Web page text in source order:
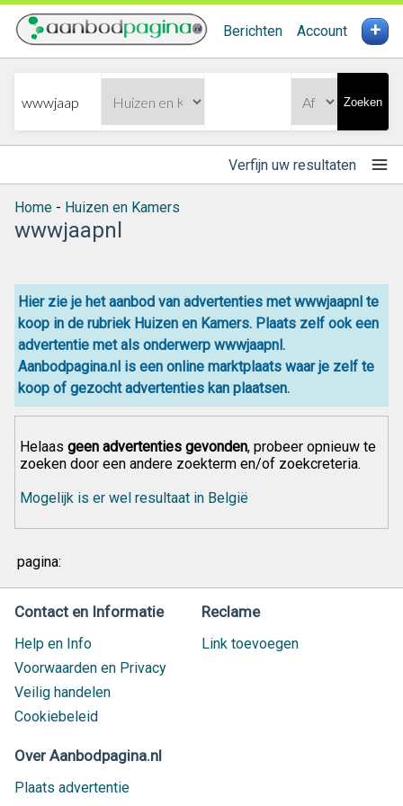
Berichten Account +
Zoeken
Verfijn uw resultaten
Home - Huizen en Kamers
wwwjaapnl
Hier zie je het aanbod van advertenties met wwwjaapnl te
koop in de rubriek Huizen en Kamers. Plaats zelf ook een
advertentie met als onderwerp wwwjaapnl.
Aanbodpagina.nl is een online marktplaats waar je zelf te
koop of gezocht advertenties kan plaatsen.
Helaas geen advertenties gevonden, probeer opnieuw te
zoeken door een andere zoekterm en/of zoekcreteria.
Mogelijk is er wel resultaat in België
pagina:
Contact en Informatie
Help en Info
Voorwaarden en Privacy
Veilig handelen
Cookiebeleid
Reclame
Link toevoegen
Over Aanbodpagina.nl
Plaats advertentie